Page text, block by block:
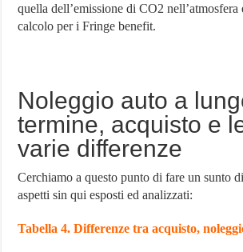
quella dell’emissione di CO2
calcolo per i Fringe benefit.
Noleggio auto a
termine, acquisto e
varie differenze
Cerchiamo a questo punto di fare un sunto
aspetti sin qui esposti ed analizzati:
Tabella 4. Differenze tra acquisto,